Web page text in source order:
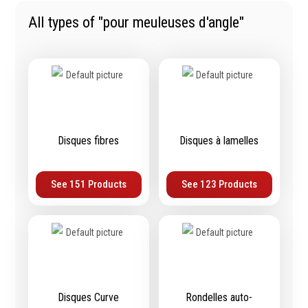
filetés
plaques
Inserts autotaraudeurs
Serrage & Attache
Assortiments & bacs
Ressort à traction
Embouts & Mandrins
Frappe
Outillage de maçonnerie
Outillage de menuiserie
Métrologie et
Machines
All types of "pour meuleuses d'angle"
Disques fibres
See 151 Products
Disques à lamelles
See 123 Products
Disques Curve
Rondelles auto-